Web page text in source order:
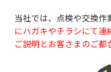
当社では、点検や交換作
にハガキやチラシにて
ご説明とお客さまのご都